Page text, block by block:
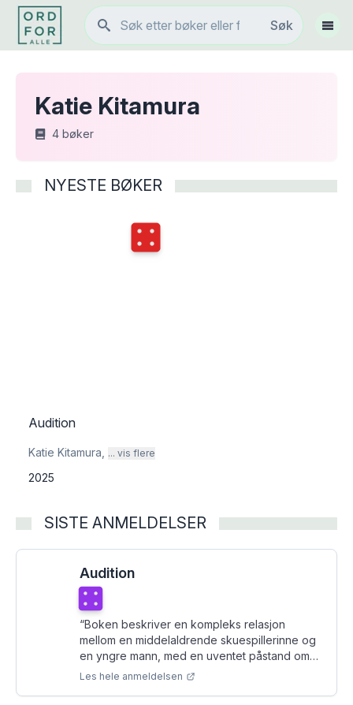
Søk
Søk
Vis
Katie Kitamura
4 bøker
NYESTE BØKER
Terningkast
Audition
Katie Kitamura ... vis flere
2025
SISTE ANMELDELSER
Audition
Terningkast
“Boken beskriver en kompleks relasjon
mellom en middelaldrende skuespillerinne og
en yngre mann, med en uventet påstand om
slektskap. Forvirringen bidrar til underliggende
Les hele anmeldelsen